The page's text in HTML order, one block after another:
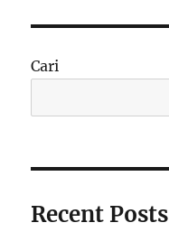
dan
Global
Cari
Recent Posts